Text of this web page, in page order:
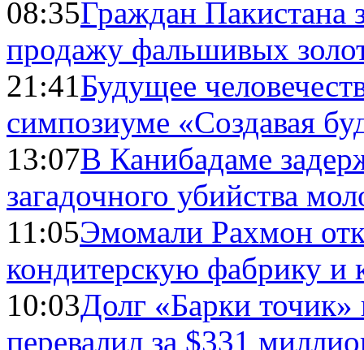
08:35Граждан Пакистана
продажу фальшивых
21:41Будущее
симпозиуме «Создавая
13:07В Канибадаме
загадочного убийства
11:05Эмомали Рахмон
кондитерскую фабрику и
10:03Долг «Барки
перевалил за $331